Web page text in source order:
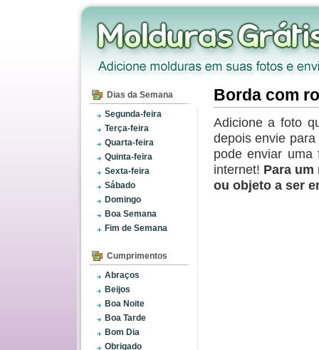
Dias da Semana
Segunda-feira
Terça-feira
Quarta-feira
Quinta-feira
Sexta-feira
Sábado
Domingo
Boa Semana
Fim de Semana
Cumprimentos
Abraços
Beijos
Boa Noite
Boa Tarde
Bom Dia
Obrigado
Borda com
Adicione a foto
depois envie
pode enviar
internet! Para
ou objeto a ser